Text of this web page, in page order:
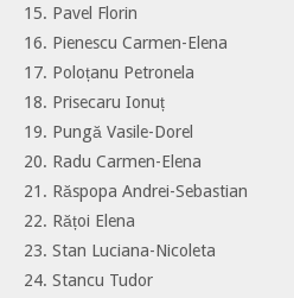
15. Pavel Florin
16. Pienescu Carmen-Elena
17. Poloțanu Petronela
18. Prisecaru Ionuț
19. Pungă Vasile-Dorel
20. Radu Carmen-Elena
21. Răspopa Andrei-Sebastian
22. Rățoi Elena
23. Stan Luciana-Nicoleta
24. Stancu Tudor